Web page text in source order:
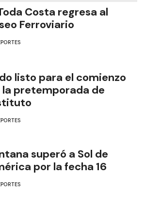
Costa regresa al
Ferroviario
listo para el comienzo
la pretemporada de
superó a Sol de
por la fecha 16